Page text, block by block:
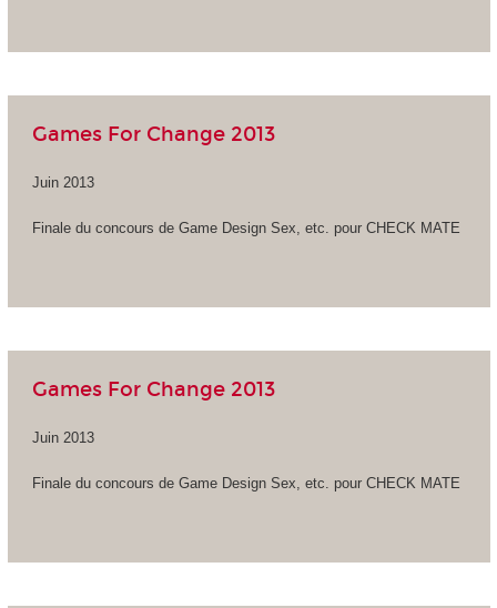
Games For Change 2013
Juin 2013
Finale du concours de Game Design Sex, etc. pour CHECK MATE
Games For Change 2013
Juin 2013
Finale du concours de Game Design Sex, etc. pour CHECK MATE